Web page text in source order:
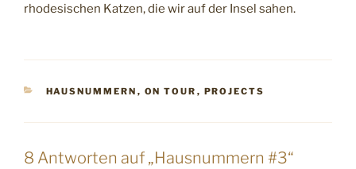
rhodesischen Katzen, die wir auf der Insel sahen.
KATEGORIEN
HAUSNUMMERN , ON TOUR , PROJECTS
8 Antworten auf „Hausnummern #3“